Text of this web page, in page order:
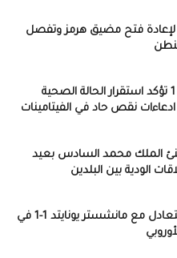
6 شروط لإعادة فتح مضيق هرمز وتفصل
إدارة سجن العرجات 1 تؤكد استقرار الحالة الصحية
نقص حاد في الفيتامينات
الملك محمد السادس بعيد
الودية بين البلدين
باريس سان جرمان يتعادل مع مانشستر يونايتد 1-1 في